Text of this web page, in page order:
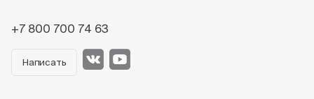
+7 800 700 74 63
Написать